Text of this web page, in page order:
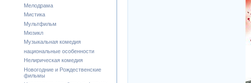
Мелодрама
Мистика
Мультфильм
Мюзикл
Музыкальная комедия
национальные особенности
Нелирическая комедия
Новогодние и Рождественские
фильмы